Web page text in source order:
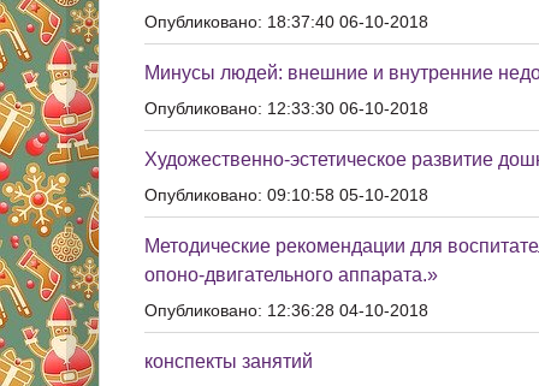
Опубликовано: 18:37:40 06-10-2018
Минусы людей: внешние и внутренние
Опубликовано: 12:33:30 06-10-2018
Художественно-эстетическое развитие
Опубликовано: 09:10:58 05-10-2018
Методические рекомендации для
опоно-двигательного аппарата.»
Опубликовано: 12:36:28 04-10-2018
конспекты занятий